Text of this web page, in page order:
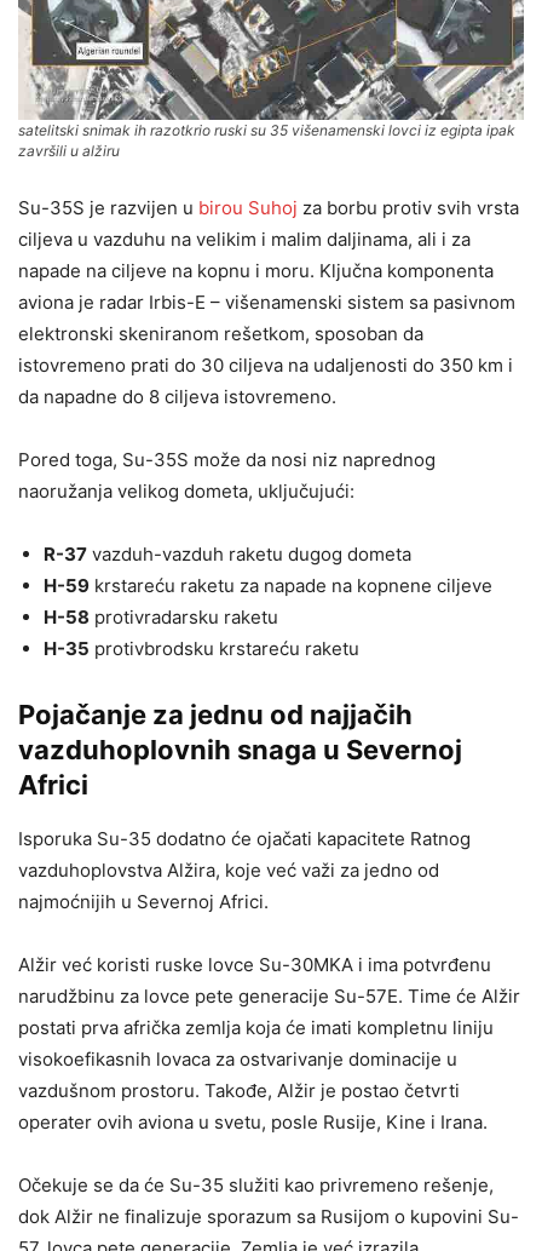
satelitski snimak ih razotkrio ruski su 35 višenamenski lovci iz egipta ipak
završili u alžiru
Su-35S je razvijen u birou Suhoj za borbu protiv svih vrsta
ciljeva u vazduhu na velikim i malim daljinama, ali i za
napade na ciljeve na kopnu i moru. Ključna komponenta
aviona je radar Irbis-E – višenamenski sistem sa pasivnom
elektronski skeniranom rešetkom, sposoban da
istovremeno prati do 30 ciljeva na udaljenosti do 350 km i
da napadne do 8 ciljeva istovremeno.
Pored toga, Su-35S može da nosi niz naprednog
naoružanja velikog dometa, uključujući:
R-37 vazduh-vazduh raketu dugog dometa
H-59 krstareću raketu za napade na kopnene ciljeve
H-58 protivradarsku raketu
H-35 protivbrodsku krstareću raketu
Pojačanje za jednu od najjačih
vazduhoplovnih snaga u Severnoj
Africi
Isporuka Su-35 dodatno će ojačati kapacitete Ratnog
vazduhoplovstva Alžira, koje već važi za jedno od
najmoćnijih u Severnoj Africi.
Alžir već koristi ruske lovce Su-30MKA i ima potvrđenu
narudžbinu za lovce pete generacije Su-57E. Time će Alžir
postati prva afrička zemlja koja će imati kompletnu liniju
visokoefikasnih lovaca za ostvarivanje dominacije u
vazdušnom prostoru. Takođe, Alžir je postao četvrti
operater ovih aviona u svetu, posle Rusije, Kine i Irana.
Očekuje se da će Su-35 služiti kao privremeno rešenje,
dok Alžir ne finalizuje sporazum sa Rusijom o kupovini Su-